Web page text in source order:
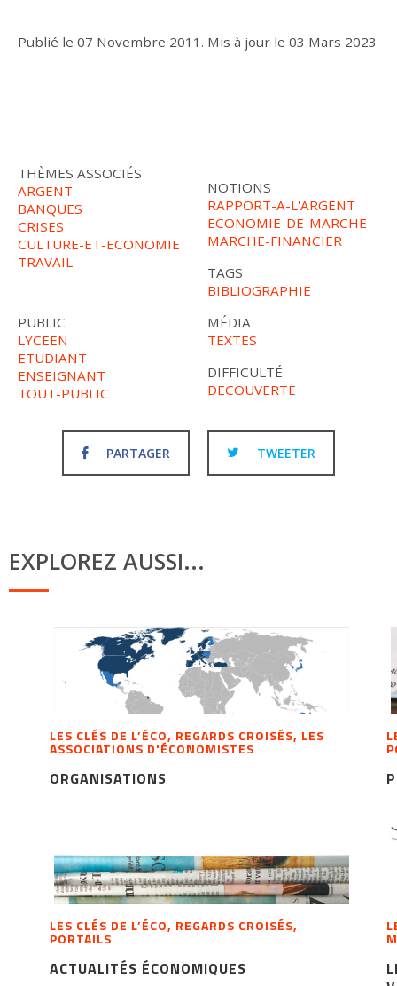
Publié le 07 Novembre 2011 . Mis à jour le 03 Mars 2023
THÈMES ASSOCIÉS
ARGENT
BANQUES
CRISES
CULTURE-ET-ECONOMIE
TRAVAIL
NOTIONS
RAPPORT-A-L'ARGENT
ECONOMIE-DE-MARCHE
MARCHE-FINANCIER
TAGS
BIBLIOGRAPHIE
PUBLIC
LYCEEN
ETUDIANT
ENSEIGNANT
TOUT-PUBLIC
MÉDIA
TEXTES
DIFFICULTÉ
DECOUVERTE
PARTAGER TWEETER
EXPLOREZ AUSSI...
LES CLÉS DE L’ÉCO, REGARDS CROISÉS, LES
ASSOCIATIONS D'ÉCONOMISTES
ORGANISATIONS
LES CLÉS DE L’ÉCO, REGARDS CROISÉS,
PORTAILS
ACTUALITÉS ÉCONOMIQUES